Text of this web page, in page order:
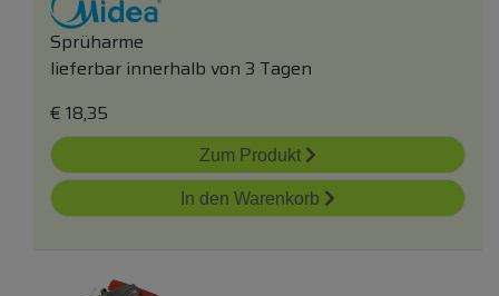
Sprüharme
lieferbar innerhalb von 3 Tagen
€ 18,35
Zum Produkt
In den Warenkorb